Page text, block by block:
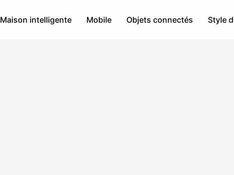
Maison intelligente Mobile Objets connectés Style